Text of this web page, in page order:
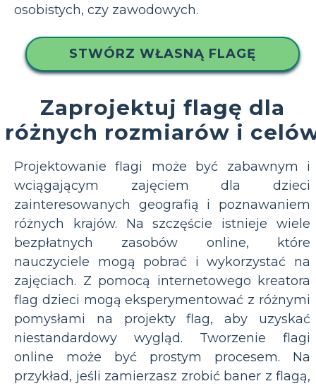
osobistych, czy zawodowych.
STWÓRZ WŁASNĄ FLAGĘ
Zaprojektuj flagę dla
różnych rozmiarów i
Projektowanie flagi może być zabawnym i
wciągającym zajęciem dla dzieci
zainteresowanych geografią i poznawaniem
różnych krajów. Na szczęście istnieje wiele
bezpłatnych zasobów online, które
nauczyciele mogą pobrać i wykorzystać na
zajęciach. Z pomocą internetowego kreatora
flag dzieci mogą eksperymentować z różnymi
pomysłami na projekty flag, aby uzyskać
niestandardowy wygląd. Tworzenie flagi
online może być prostym procesem. Na
przykład, jeśli zamierzasz zrobić baner z flagą,